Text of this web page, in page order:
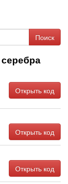
Поиск
Открыть код
Открыть код
Открыть код